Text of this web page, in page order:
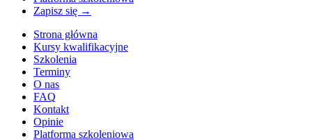
Zapisz się →
Strona główna
Kursy kwalifikacyjne
Szkolenia
Terminy
O nas
FAQ
Kontakt
Opinie
Platforma szkoleniowa